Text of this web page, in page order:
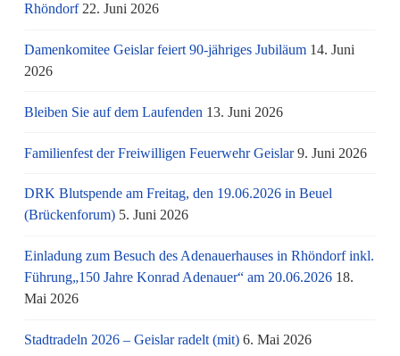
Rhöndorf 22. Juni 2026
Damenkomitee Geislar feiert 90-jähriges Jubiläum 14. Juni
2026
Bleiben Sie auf dem Laufenden 13. Juni 2026
Familienfest der Freiwilligen Feuerwehr Geislar 9. Juni 2026
DRK Blutspende am Freitag, den 19.06.2026 in Beuel
(Brückenforum) 5. Juni 2026
Einladung zum Besuch des Adenauerhauses in Rhöndorf inkl.
Führung„150 Jahre Konrad Adenauer“ am 20.06.2026 18.
Mai 2026
Stadtradeln 2026 – Geislar radelt (mit) 6. Mai 2026